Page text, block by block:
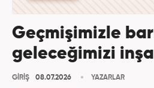
Geçmişimizle
geleceğimizi
GİRİŞ 08.07.2026 YAZARLAR